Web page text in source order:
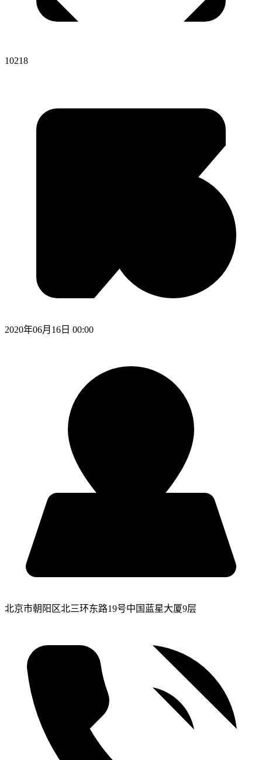
10218
2020年06月16日 00:00
北京市朝阳区北三环东路19号中国蓝星大厦9层